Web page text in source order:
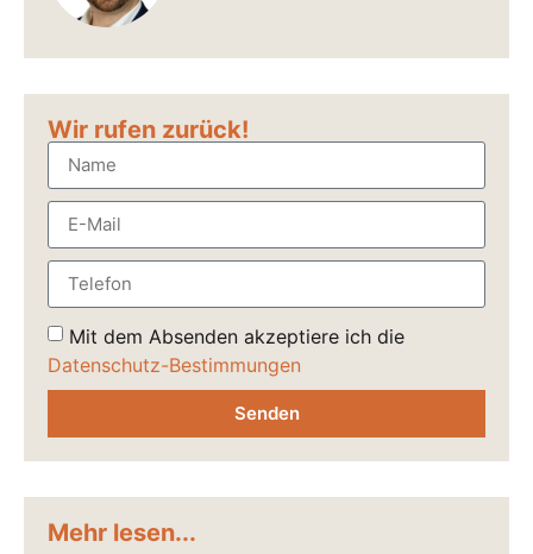
Wir rufen zurück!
Mit dem Absenden akzeptiere ich die
Datenschutz-Bestimmungen
Senden
Mehr lesen...